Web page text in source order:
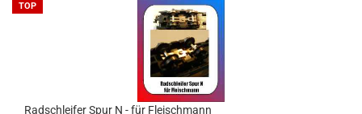
TOP
Radschleifer Spur N - für Fleischmann